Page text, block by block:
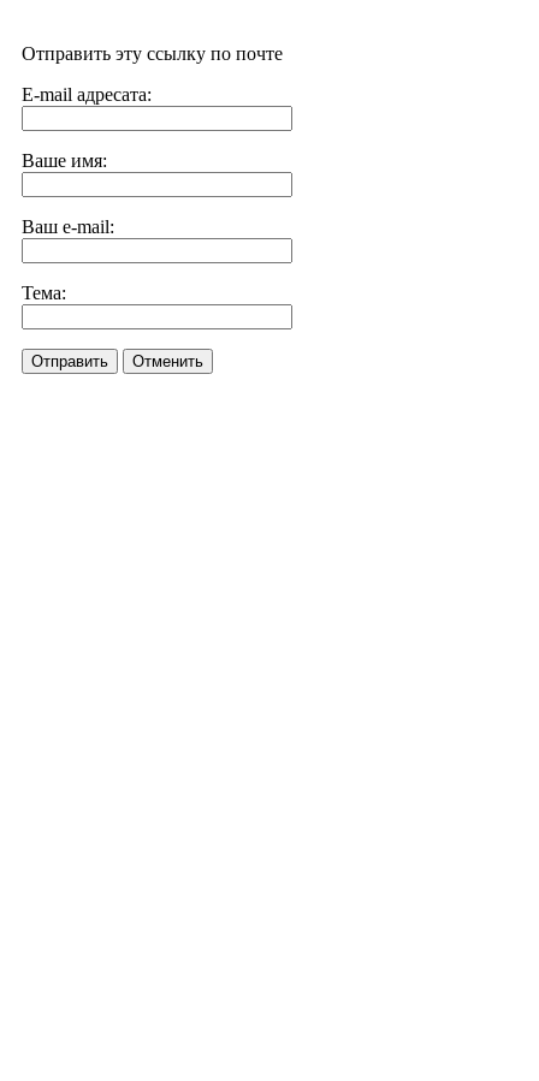
Отправить эту ссылку по почте
E-mail адресата:
Ваше имя:
Ваш e-mail:
Тема:
Отправить Отменить